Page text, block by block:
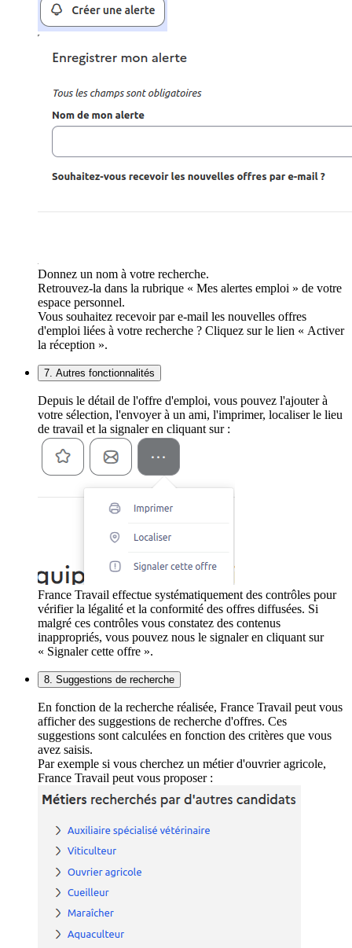
Donnez un nom à votre recherche.
Retrouvez-la dans la rubrique « Mes alertes emploi » de votre
espace personnel.
Vous souhaitez recevoir par e-mail les nouvelles offres
d'emploi liées à votre recherche ? Cliquez sur le lien « Activer
la réception ».
7. Autres fonctionnalités
Depuis le détail de l'offre d'emploi, vous pouvez l'ajouter à
votre sélection, l'envoyer à un ami, l'imprimer, localiser le lieu
de travail et la signaler en cliquant sur :
France Travail effectue systématiquement des contrôles pour
vérifier la légalité et la conformité des offres diffusées. Si
malgré ces contrôles vous constatez des contenus
inappropriés, vous pouvez nous le signaler en cliquant sur
« Signaler cette offre ».
8. Suggestions de recherche
En fonction de la recherche réalisée, France Travail peut vous
afficher des suggestions de recherche d'offres. Ces
suggestions sont calculées en fonction des critères que vous
avez saisis.
Par exemple si vous cherchez un métier d'ouvrier agricole,
France Travail peut vous proposer :